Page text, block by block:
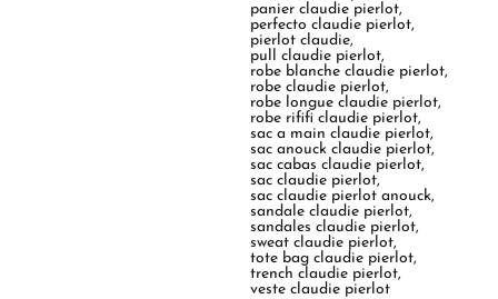
panier claudie pierlot,
perfecto claudie pierlot,
pierlot claudie,
pull claudie pierlot,
robe blanche claudie pierlot,
robe claudie pierlot,
robe longue claudie pierlot,
robe rififi claudie pierlot,
sac a main claudie pierlot,
sac anouck claudie pierlot,
sac cabas claudie pierlot,
sac claudie pierlot,
sac claudie pierlot anouck,
sandale claudie pierlot,
sandales claudie pierlot,
sweat claudie pierlot,
tote bag claudie pierlot,
trench claudie pierlot,
veste claudie pierlot